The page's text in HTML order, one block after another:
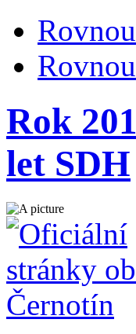
Rok
let SDH